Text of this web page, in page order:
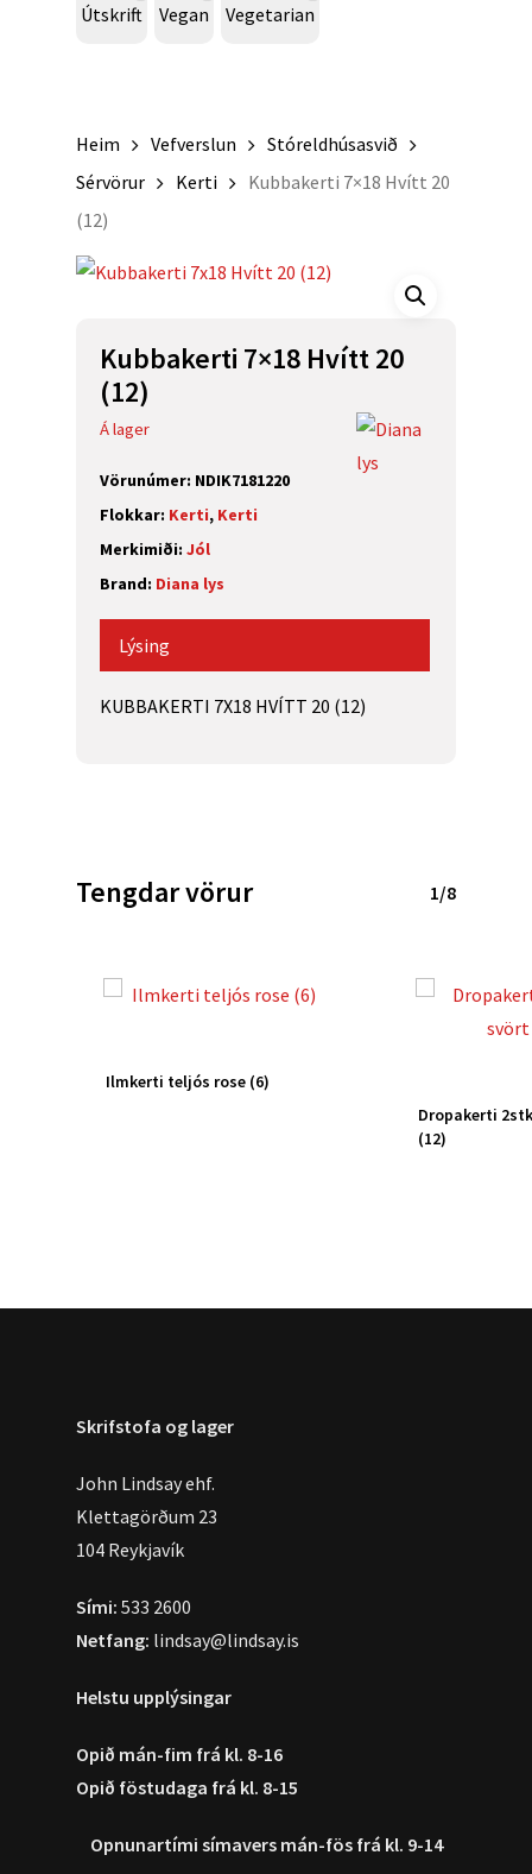
Útskrift Vegan Vegetarian
Heim Vefverslun
Stóreldhúsasvið
Sérvörur
Kerti
Kubbakerti 7×18 Hvítt 20
(12)
Kubbakerti 7×18 Hvítt 20
(12)
Á lager
Vörunúmer: NDIK7181220
Flokkar: Kerti, Kerti
Merkimiði: Jól
Brand: Diana lys
Lýsing
KUBBAKERTI 7X18 HVÍTT 20 (12)
Tengdar vörur 1/8
Ilmkerti teljós rose (6)
Dropakerti
(12)
Skrifstofa og lager
John Lindsay ehf.
Klettagörðum 23
104 Reykjavík
Sími: 533 2600
Netfang: lindsay@lindsay.is
Helstu upplýsingar
Opið mán-fim frá kl. 8-16
Opið föstudaga frá kl. 8-15
Opnunartími símavers mán-fös frá kl. 9-14